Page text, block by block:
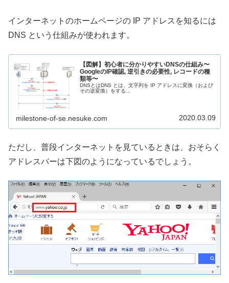
インターネットのホームページの IP アドレスを知るには
DNS という仕組みが使われます。
【図解】初心者に分かりやすいDNSの仕組み〜
GoogleのIP確認, 逆引きの必要性, レコードの種
類等〜
DNSとはDNS とは、文字列を IP アドレスに変換（および
その逆変換）をする...
milestone-of-se.nesuke.com 2020.03.09
ただし、普段インターネットを見ているときは、おそらく
アドレスバーは下図のようになっているでしょう。